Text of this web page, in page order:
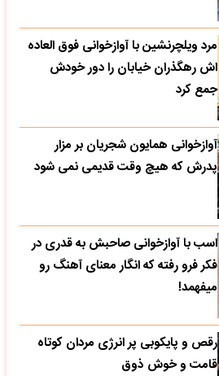
مرد ویلچرنشین با آوازخوانی فوق العاده
اش رهگذران خیابان را دور خودش
جمع کرد
آوازخوانی همایون شجریان بر مزار
پدرش که هیچ وقت قدیمی نمی شود
اسب با آوازخوانی صاحبش به قدری در
فکر فرو رفته که انگار معنای آهنگ رو
میفهمد!
رقص و پایکوبی پر انرژی مردان کوتاه
قامت و خوش ذوق